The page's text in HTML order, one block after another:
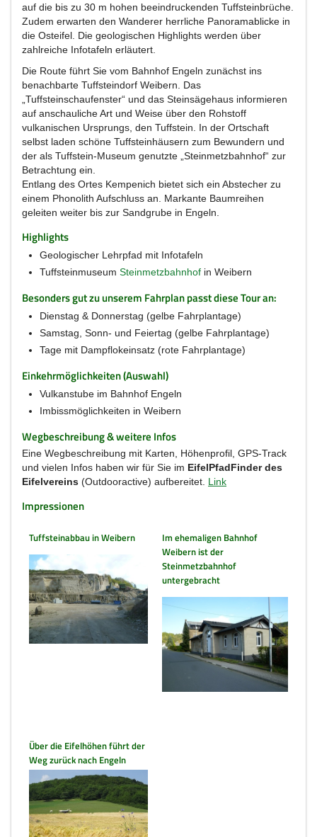
auf die bis zu 30 m hohen beeindruckenden Tuffsteinbrüche.
Zudem erwarten den Wanderer herrliche Panoramablicke in
die Osteifel. Die geologischen Highlights werden über
zahlreiche Infotafeln erläutert.
Die Route führt Sie vom Bahnhof Engeln zunächst ins
benachbarte Tuffsteindorf Weibern. Das
„Tuffsteinschaufenster“ und das Steinsägehaus informieren
auf anschauliche Art und Weise über den Rohstoff
vulkanischen Ursprungs, den Tuffstein. In der Ortschaft
selbst laden schöne Tuffsteinhäusern zum Bewundern und
der als Tuffstein-Museum genutzte „Steinmetzbahnhof“ zur
Betrachtung ein.
Entlang des Ortes Kempenich bietet sich ein Abstecher zu
einem Phonolith Aufschluss an. Markante Baumreihen
geleiten weiter bis zur Sandgrube in Engeln.
Highlights
Geologischer Lehrpfad mit Infotafeln
Tuffsteinmuseum Steinmetzbahnhof in Weibern
Besonders gut zu unserem Fahrplan passt diese Tour an:
Dienstag & Donnerstag (gelbe Fahrplantage)
Samstag, Sonn- und Feiertag (gelbe Fahrplantage)
Tage mit Dampflokeinsatz (rote Fahrplantage)
Einkehrmöglichkeiten (Auswahl)
Vulkanstube im Bahnhof Engeln
Imbissmöglichkeiten in Weibern
Wegbeschreibung & weitere Infos
Eine Wegbeschreibung mit Karten, Höhenprofil, GPS-Track
und vielen Infos haben wir für Sie im EifelPfadFinder des
Eifelvereins (Outdooractive) aufbereitet. Link
Impressionen
Tuffsteinabbau in Weibern
Im ehemaligen Bahnhof
Weibern ist der
Steinmetzbahnhof
untergebracht
Über die Eifelhöhen führt der
Weg zurück nach Engeln